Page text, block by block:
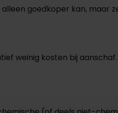
goedkoper kan, maar
weinig kosten bij aanschaf.